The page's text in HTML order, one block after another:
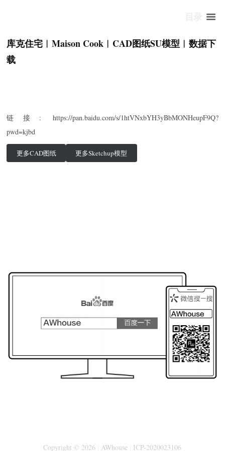
库克住宅︱Maison Cook︱CAD图纸SU模型︱数据下
载
链接: https://pan.baidu.com/s/1htVNxbYH3yBbMONHeupF9Q?
pwd=kjbd
更多CAD图纸 更多Sketchup模型
Copyright © 2026 AWhouse ICP-2020023106